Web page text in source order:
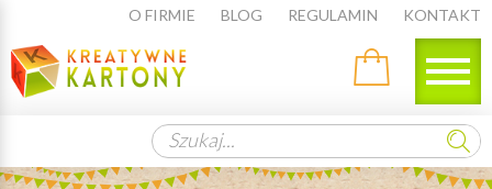
O FIRMIE BLOG REGULAMIN KONTAKT
Szukaj...